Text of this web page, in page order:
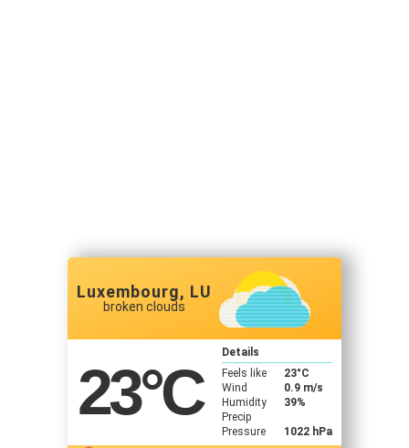
Luxembourg, LU
broken clouds
23°C
Details
Feels like
23°C
Wind
0.9 m/s
Humidity
39%
Precip
Pressure
1022 hPa